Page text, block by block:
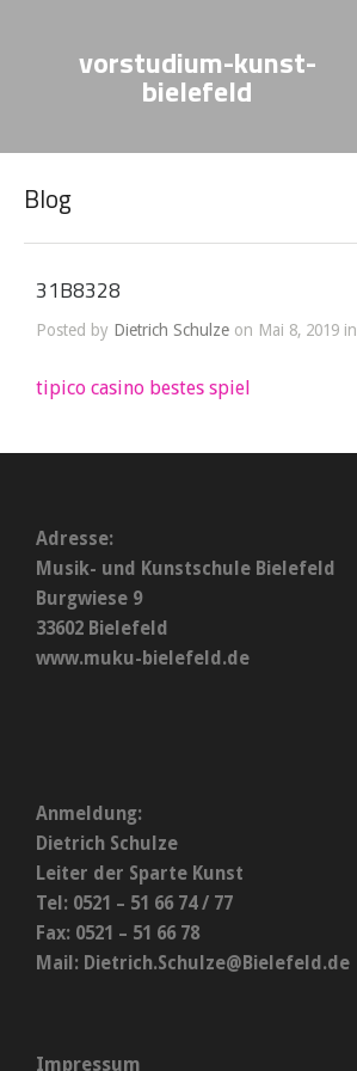
vorstudium-kunst-
bielefeld
Blog
31B8328
Posted by Dietrich Schulze on Mai 8, 2019 in
tipico casino bestes spiel
Adresse:
Musik- und Kunstschule Bielefeld
Burgwiese 9
33602 Bielefeld
www.muku-bielefeld.de
Anmeldung:
Dietrich Schulze
Leiter der Sparte Kunst
Tel: 0521 – 51 66 74 / 77
Fax: 0521 – 51 66 78
Mail: Dietrich.Schulze@Bielefeld.de
Impressum